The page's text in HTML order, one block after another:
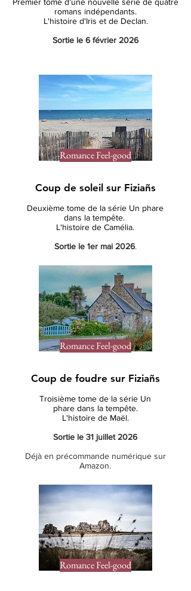
romans indépendants.
L'histoire d'Iris et de Declan.
Sortie le 6 février 2026
Romance Feel-good
Coup de soleil sur Fiziañs
Deuxième tome de la série Un phare
dans la tempête.
L'histoire de Camélia.
Sortie le 1er mai 2026.
Romance Feel-good
Coup de foudre sur Fiziañs
Troisième tome de la série Un
pharedans la tempête.
L'histoire de Maël.
Sortie le 31 juillet 2026
Déjà en précommande numérique sur
Amazon.
Romance Feel-good